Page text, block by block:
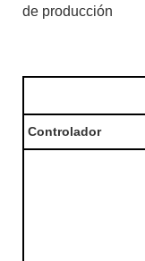
de producción
Controlador